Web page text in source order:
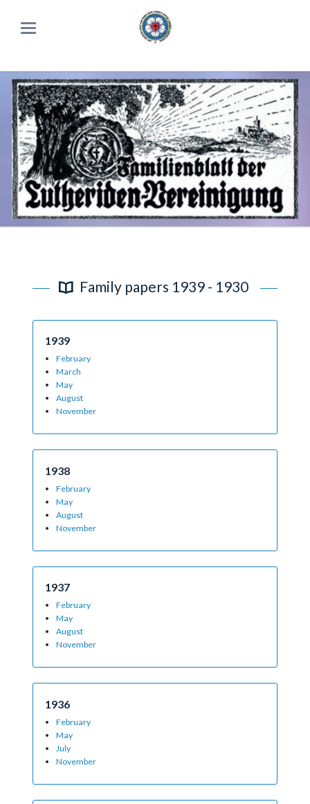
Family papers 1939 - 1930
1939
February
March
May
August
November
1938
February
May
August
November
1937
February
May
August
November
1936
February
May
July
November